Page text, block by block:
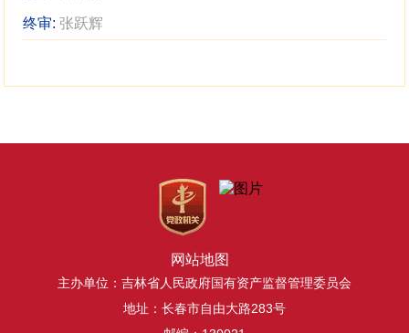
终审:张跃辉
网站地图
主办单位：吉林省人民政府国有资产监督管理委员会
地址：长春市自由大路283号